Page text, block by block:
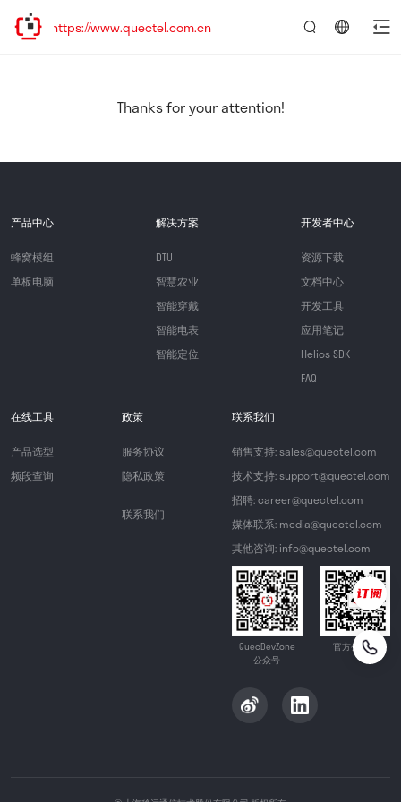
新址：https://www.quectel.com.cn
Thanks for your attention!
产品中心
蜂窝模组
单板电脑
解决方案
DTU
智慧农业
智能穿戴
智能电表
智能定位
开发者中心
资源下载
文档中心
开发工具
应用笔记
Helios SDK
FAQ
在线工具
产品选型
频段查询
政策
服务协议
隐私政策
联系我们
联系我们
销售支持: sales@quectel.com
技术支持: support@quectel.com
招聘: career@quectel.com
媒体联系: media@quectel.com
其他咨询: info@quectel.com
QuecDevZone
公众号
官方公众号